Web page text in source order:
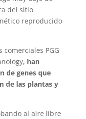
del sitio
reproducido
PGG
han
de genes que
de las plantas y
al aire libre